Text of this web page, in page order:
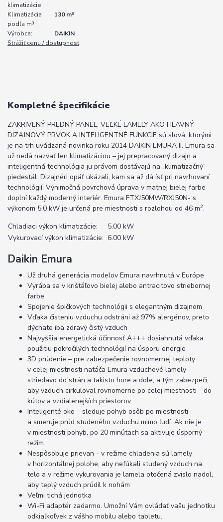
klimatizácie:
Klimatizácia
podľa m³:
130 m³
Výrobca:
DAIKIN
Strážiť cenu / dostupnosť
Kompletné špecifikácie
ZAKRIVENÝ PREDNÝ PANEL, VEĽKÉ LAMELY AKO HLAVNÝ
DIZAJNOVÝ PRVOK A INTELIGENTNÉ FUNKCIE sú slová, ktorými
je na trh uvádzaná novinka roku 2014 DAIKIN EMURA II. Emura sa
už nedá nazvať len klimatizáciou – jej prepracovaný dizajn a
inteligentná technológia ju právom dostávajú na „klimatizačný“
piedestál. Dizajnéri opäť ukázali, kam sa až dá ísť pri navrhovaní
technológií. Výnimočná povrchová úprava v matnej bielej farbe
doplní každý moderný interiér. Emura FTXJ50MW/RXJ50N- s
výkonom 5,0 kW je určená pre miestnosti s rozlohou od 46 m2.
Chladiaci výkon klimatizácie:
5.00 kW
Vykurovací výkon klimatizácie: 6.00 kW
Daikin Emura
Už druhá generácia modelov Emura navrhnutá v Európe
Vyrába sa v krištáľovo bielej alebo antracitovo striebornej
farbe
Spojenie špičkových technológii s elegantným dizajnom
Vďaka čisteniu vzduchu odstráni až 97% alergénov, preto
dýchate iba zdravý čistý vzduch
Najvyššia energetická účinnosť A+++ dosiahnutá vďaka
použitiu pokročilých technológií na úsporu energie
3D prúdenie – pre zabezpečenie rovnomernej teploty
v celej miestnosti natáča Emura vzduchové lamely
striedavo do strán a takisto hore a dole, a tým zabezpečí,
aby vzduch cirkuloval rovnomerne po celej miestnosti - do
kútov a vzdialenejších priestorov
Inteligenté oko – sleduje pohyb osôb po miestnosti
a smeruje prúd studeného vzduchu mimo ľudí. Ak nie je
v miestnosti pohyb, po 20 minútach sa aktivuje úsporný
režim.
Nespôsobuje prievan - v režime chladenia sú lamely
v horizontálnej polohe, aby nefúkali studený vzduch na
telo a v režime vykurovania je lamela otočená zvislo nadol,
aby teplý vzduch prúdil k nohám
Veľmi tichá jednotka
Wi-Fi adaptér zadarmo. Umožní Vám ovládať vašu jednotku
odkiaľkoľvek z vášho mobilu alebo tabletu.